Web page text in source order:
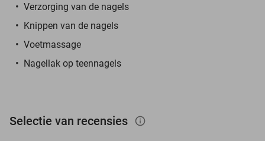
Verzorging van de nagels
Knippen van de nagels
Voetmassage
Nagellak op teennagels
Selectie van recensies info_outlined